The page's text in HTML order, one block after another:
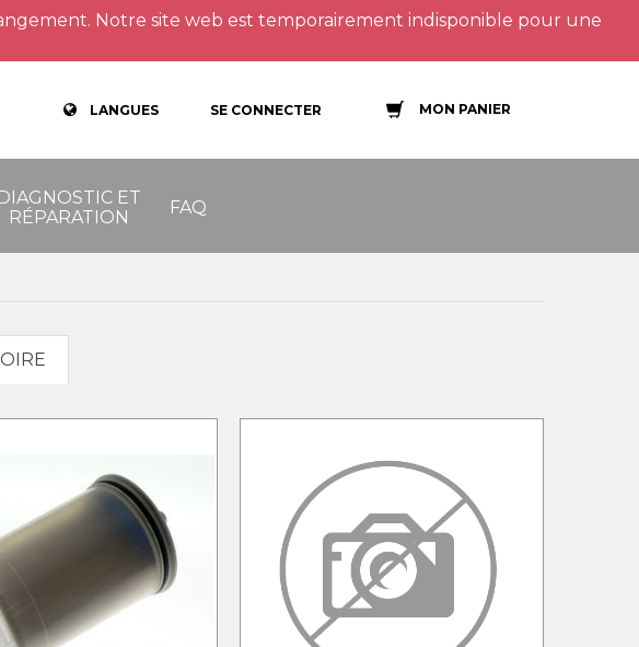
Notre site web est temporairement indisponible pour une
LANGUES SE CONNECTER MON PANIER
DIAGNOSTIC ET
RÉPARATION
FAQ